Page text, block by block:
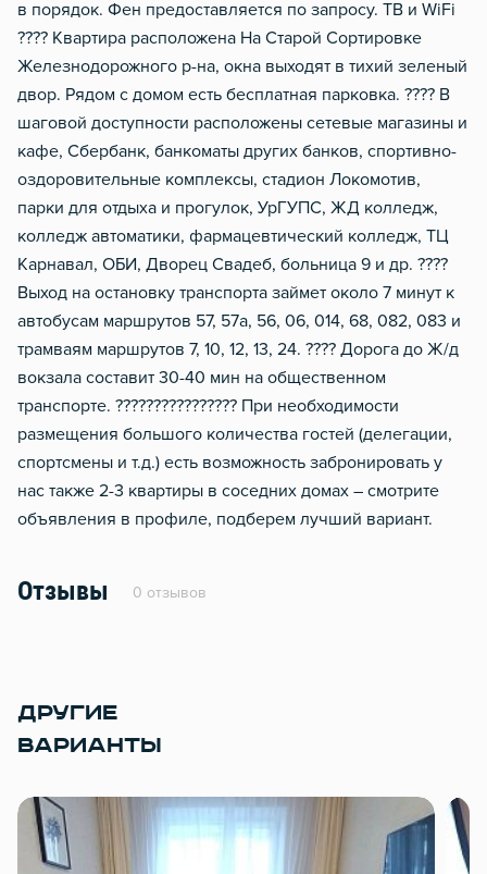
в порядок. Фен предоставляется по запросу. ТВ и WiFi
???? Квартира расположена На Старой Сортировке
Железнодорожного р-на, окна выходят в тихий зеленый
двор. Рядом с домом есть бесплатная парковка. ???? В
шаговой доступности расположены сетевые магазины и
кафе, Сбербанк, банкоматы других банков, спортивно-
оздоровительные комплексы, стадион Локомотив,
парки для отдыха и прогулок, УрГУПС, ЖД колледж,
колледж автоматики, фармацевтический колледж, ТЦ
Карнавал, ОБИ, Дворец Свадеб, больница 9 и др. ????
Выход на остановку транспорта займет около 7 минут к
автобусам маршрутов 57, 57а, 56, 06, 014, 68, 082, 083 и
трамваям маршрутов 7, 10, 12, 13, 24. ???? Дорога до Ж/д
вокзала составит 30-40 мин на общественном
транспорте. ???????????????? При необходимости
размещения большого количества гостей (делегации,
спортсмены и т.д.) есть возможность забронировать у
нас также 2-3 квартиры в соседних домах – смотрите
объявления в профиле, подберем лучший вариант.
Отзывы 0 отзывов
ДРУГИЕ
ВАРИАНТЫ